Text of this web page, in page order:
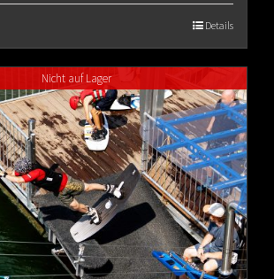
Details
Nicht auf Lager